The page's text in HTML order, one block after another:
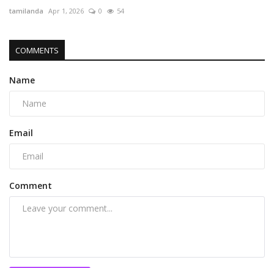
tamilanda Apr 1, 2026 0 54
COMMENTS
Name
Email
Comment